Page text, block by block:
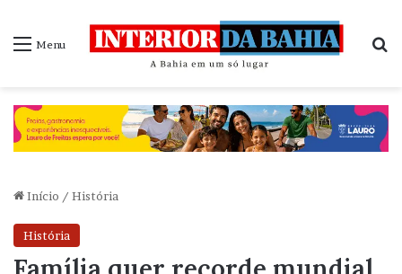
Menu
Início / História
História